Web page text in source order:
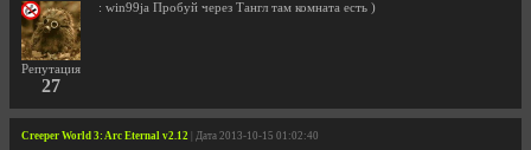
Репутация
27
: win99ja Пробуй через Тангл там комната есть )
Creeper World 3: Arc Eternal v2.12 | Дата 2013-10-15 01:02:40